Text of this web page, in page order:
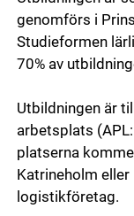
genomförs i
Studieformen
70% av
Utbildningen är
arbetsplats
platserna
Katrineholm
logistikföretag.